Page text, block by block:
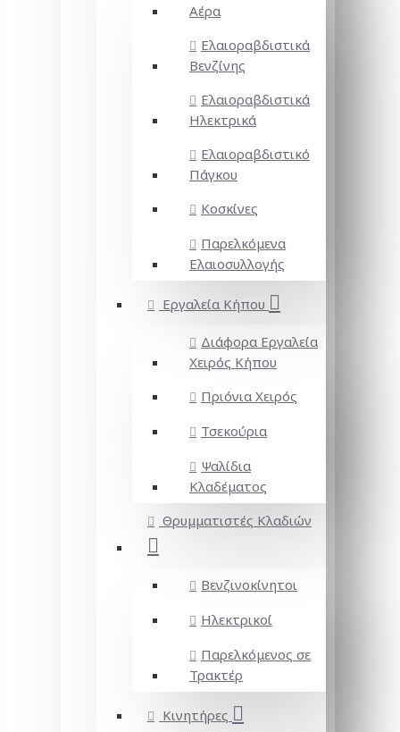
Αέρα
Ελαιοραβδιστικά
Βενζίνης
Ελαιοραβδιστικά
Ηλεκτρικά
Ελαιοραβδιστικό
Πάγκου
Κοσκίνες
Παρελκόμενα
Ελαιοσυλλογής
Εργαλεία Κήπου
Διάφορα Εργαλεία
Χειρός Κήπου
Πριόνια Χειρός
Τσεκούρια
Ψαλίδια
Κλαδέματος
Θρυμματιστές Κλαδιών
Βενζινοκίνητοι
Ηλεκτρικοί
Παρελκόμενος σε
Τρακτέρ
Κινητήρες